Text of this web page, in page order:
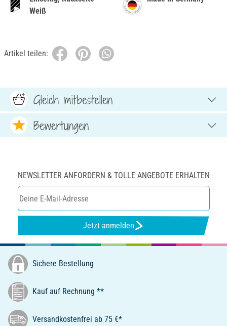
Weiß
Artikel teilen:
Gleich mitbestellen
Bewertungen
NEWSLETTER ANFORDERN & TOLLE ANGEBOTE ERHALTEN
Jetzt anmelden
Sichere Bestellung
Kauf auf Rechnung **
Versandkostenfrei ab 75 €*